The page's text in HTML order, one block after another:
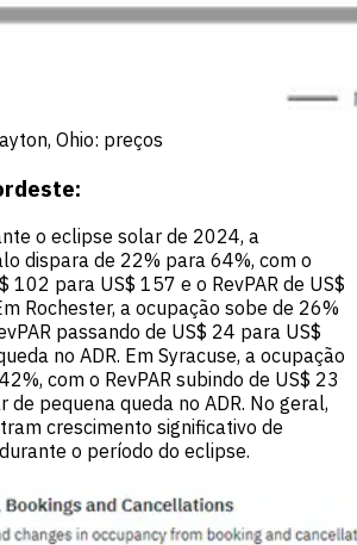
Ohio: preços
o eclipse solar de 2024, a
dispara de 22% para 64%, com o
102 para US$ 157 e o RevPAR de US$
Rochester, a ocupação sobe de 26%
passando de US$ 24 para US$
no ADR. Em Syracuse, a ocupação
com o RevPAR subindo de US$ 23
de pequena queda no ADR. No geral,
crescimento significativo de
o período do eclipse.